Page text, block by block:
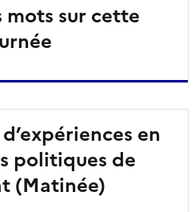
mots sur cette
en
politiques de
(Matinée)